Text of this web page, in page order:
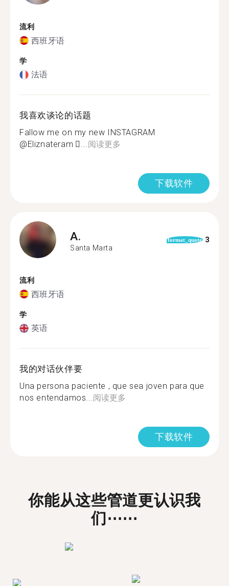
流利
西班牙语
学
法语
我喜欢谈论的话题
Fallow me on my new INSTAGRAM
@Eliznateram ️‍⚧️...阅读更多
下载软件
A.
Santa Marta
format_quote 3
流利
西班牙语
学
英语
我的对话伙伴要
Una persona paciente , que sea joven para que
nos entendamos...阅读更多
下载软件
你能从这些管道更认识我
们⋯⋯